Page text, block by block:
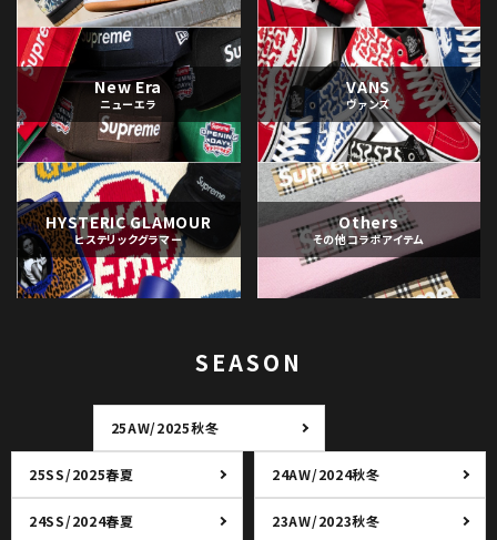
New Era
ニューエラ
VANS
ヴァンズ
HYSTERIC GLAMOUR
ヒステリックグラマー
Others
その他コラボアイテム
SEASON
25AW/2025秋冬
25SS/2025春夏 24AW/2024秋冬
24SS/2024春夏 23AW/2023秋冬